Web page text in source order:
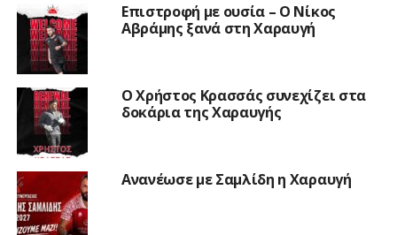
Επιστροφή με ουσία – Ο Νίκος
Αβράμης ξανά στη Χαραυγή
Ο Χρήστος Κρασσάς συνεχίζει στα
δοκάρια της Χαραυγής
Ανανέωσε με Σαμλίδη η Χαραυγή